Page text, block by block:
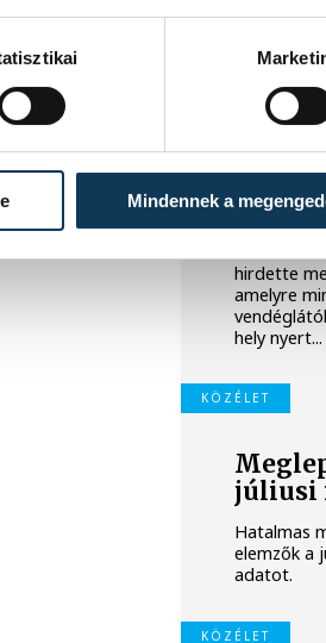
Mindennek a
BALATON
Egy
az Év
A
hirdette
amelyre
hely nyert...
KÖZÉLET
júliusi
Hatalmas
elemzők a
adatot.
KÖZÉLET